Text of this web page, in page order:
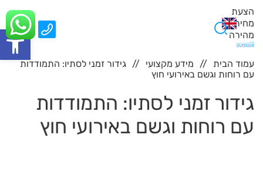
פתח
הצעת
מחיר
מהירה
0
עמוד הבית מידע מקצועי
גידור זמני לסתיו: התמודדות
עם רוחות וגשם באירועי חוץ
גידור זמני לסתיו: התמודדות
עם רוחות וגשם באירועי חוץ